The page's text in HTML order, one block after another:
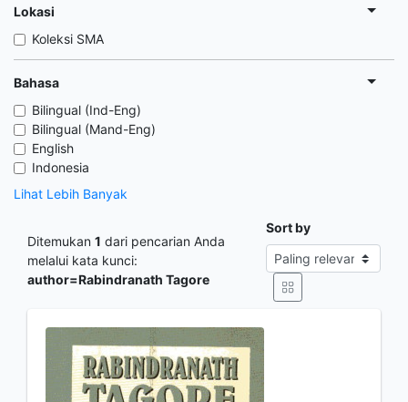
Lokasi
Koleksi SMA
Bahasa
Bilingual (Ind-Eng)
Bilingual (Mand-Eng)
English
Indonesia
Lihat Lebih Banyak
Ditemukan 1 dari pencarian Anda
melalui kata kunci:
author=Rabindranath Tagore
Sort by